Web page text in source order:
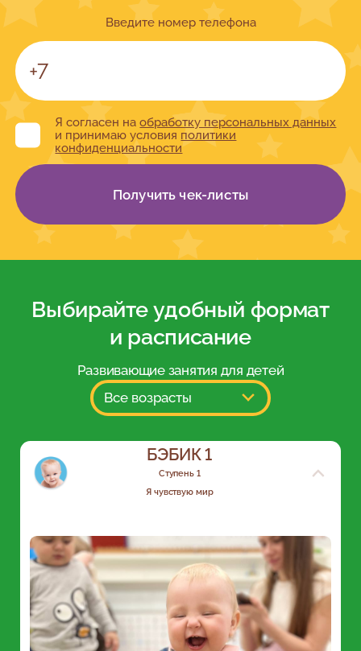
Введите номер телефона
Я согласен наобработку персональных данных
и принимаю условия политики
конфиденциальности
Получить чек-листы
Выбирайте удобный формат
и расписание
Развивающие занятия для детей
Все возрасты
БЭБИК 1
Ступень 1
Я чувствую мир